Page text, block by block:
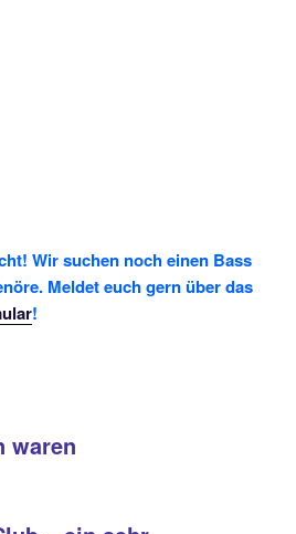
Wir suchen noch einen Bass
Meldet euch gern über das
!
waren